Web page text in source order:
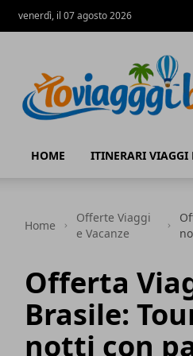
venerdì, il 07 agosto 2026
HOME ITINERARI VIAGGI
Home
Offerte Viaggi
e Vacanze
Offerta
Brasile:
notti con